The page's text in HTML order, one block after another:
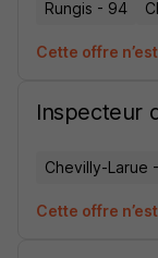
Rungis - 94
Cette offre
Inspecteur
Chevilly-Larue
Cette offre